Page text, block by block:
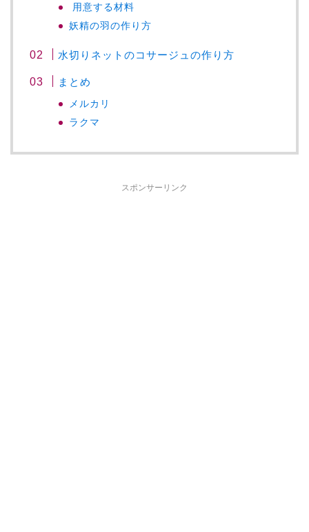
用意する材料
妖精の羽の作り方
水切りネットのコサージュの作り方
まとめ
メルカリ
ラクマ
スポンサーリンク